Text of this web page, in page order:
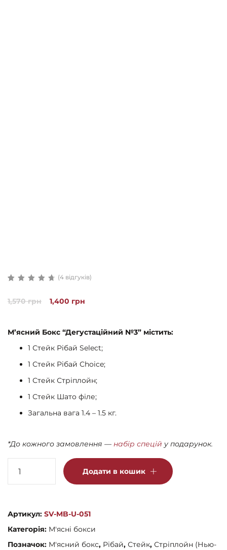
опитування
(4 відгуків)
1,570грн
Оригінальна
1,570 грн.
1,400 грн
1,400 грн.
М’ясний Бокс “Дегустаційний №3” містить:
1 Стейк Рібай Select;
1 Стейк Рібай Choice;
1 Стейк Стріплойн;
1 Стейк Шато філе;
Загальна вага 1.4 – 1.5 кг.
*До кожного замовлення — набір спецій у подарунок.
кількість
Додати в кошик
Артикул: SV-MB-U-051
Категорія: М'ясні бокси
Позначок: М'ясний бокс, Рібай, Стейк, Стріплойн (Нью-